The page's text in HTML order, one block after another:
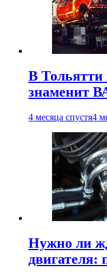
В
знаменит
4 месяца спустя4
Нужно ли